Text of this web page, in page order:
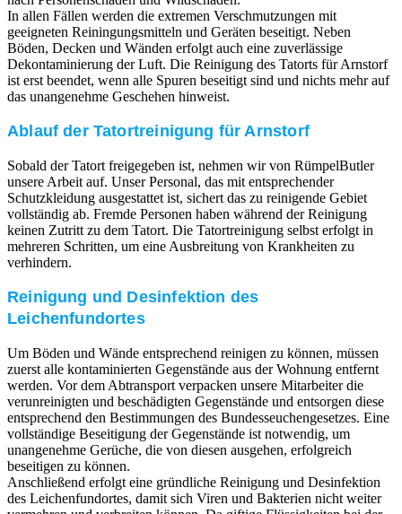
In allen Fällen werden die extremen Verschmutzungen mit
geeigneten Reiningungsmitteln und Geräten beseitigt. Neben
Böden, Decken und Wänden erfolgt auch eine zuverlässige
Dekontaminierung der Luft. Die Reinigung des Tatorts für Arnstorf
ist erst beendet, wenn alle Spuren beseitigt sind und nichts mehr auf
das unangenehme Geschehen hinweist.
Ablauf der Tatortreinigung für Arnstorf
Sobald der Tatort freigegeben ist, nehmen wir von RümpelButler
unsere Arbeit auf. Unser Personal, das mit entsprechender
Schutzkleidung ausgestattet ist, sichert das zu reinigende Gebiet
vollständig ab. Fremde Personen haben während der Reinigung
keinen Zutritt zu dem Tatort. Die Tatortreinigung selbst erfolgt in
mehreren Schritten, um eine Ausbreitung von Krankheiten zu
verhindern.
Reinigung und Desinfektion des
Leichenfundortes
Um Böden und Wände entsprechend reinigen zu können, müssen
zuerst alle kontaminierten Gegenstände aus der Wohnung entfernt
werden. Vor dem Abtransport verpacken unsere Mitarbeiter die
verunreinigten und beschädigten Gegenstände und entsorgen diese
entsprechend den Bestimmungen des Bundesseuchengesetzes. Eine
vollständige Beseitigung der Gegenstände ist notwendig, um
unangenehme Gerüche, die von diesen ausgehen, erfolgreich
beseitigen zu können.
Anschließend erfolgt eine gründliche Reinigung und Desinfektion
des Leichenfundortes, damit sich Viren und Bakterien nicht weiter